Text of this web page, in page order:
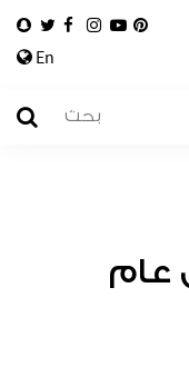
En
عام